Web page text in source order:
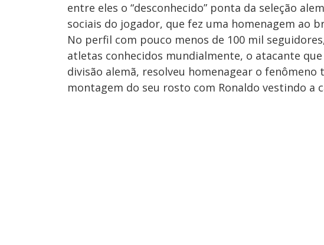
entre eles o “desconhecido” ponta da seleção
sociais do jogador, que fez uma homenagem ao
No perfil com pouco menos de 100 mil
atletas conhecidos mundialmente, o atacante
divisão alemã, resolveu homenagear o
montagem do seu rosto com Ronaldo vestindo a